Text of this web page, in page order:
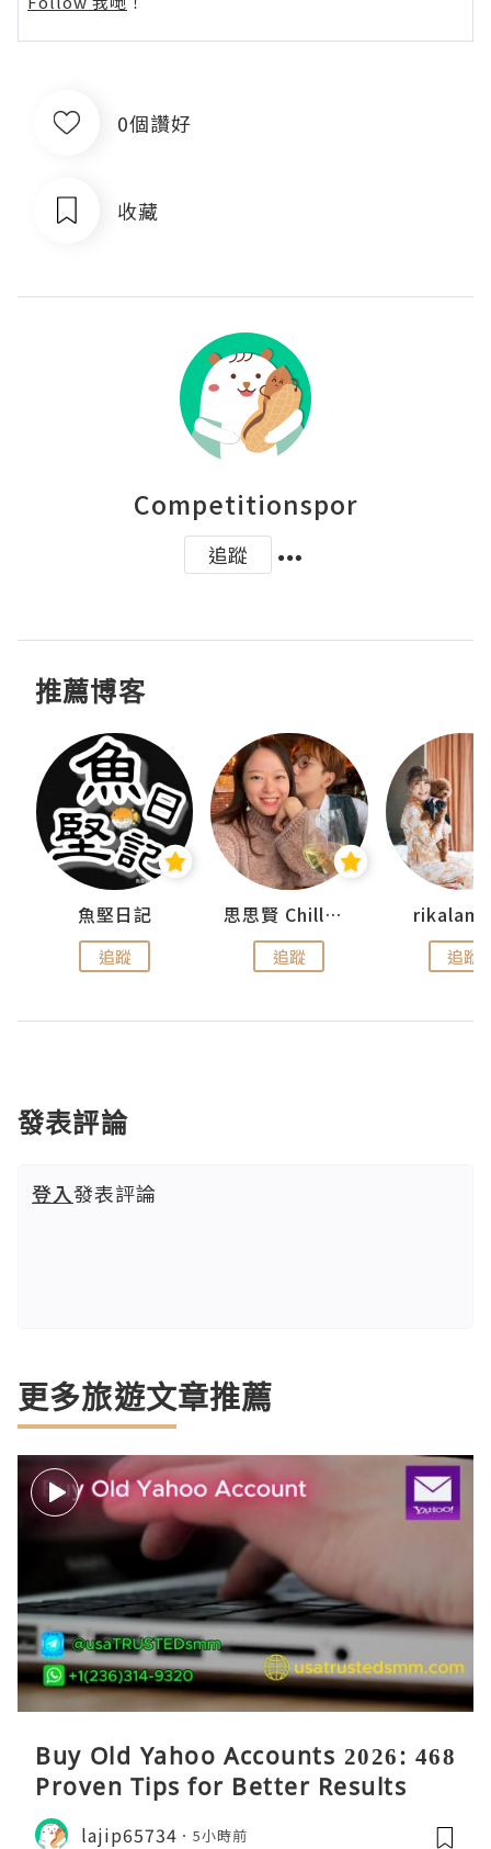
0個讚好
收藏
Competitionspor
追蹤
推薦博客
魚堅日記
追蹤
思思賢 ChillMyBabe
追蹤 追蹤
發表評論
登入發表評論
更多旅遊文章推薦
Buy Old Yahoo Accounts 2026: 468
Proven Tips for Better Results
lajip65734 5小時前